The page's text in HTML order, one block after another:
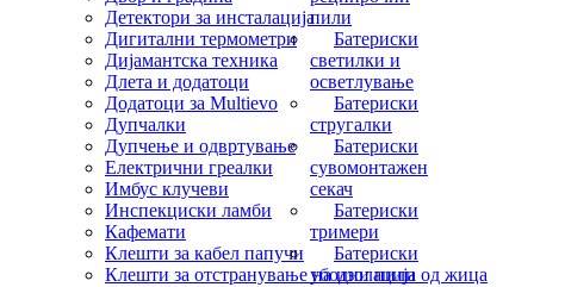
пили
Батериски
светилки и
осветлување
Батериски
стругалки
Батериски
сувомонтажен
секач
Батериски
тримери
Батериски
убодни пили
Детектори за инсталација
Дигитални термометри
Дијамантска техника
Длета и додатоци
Додатоци за Multievo
Дупчалки
Дупчење и одвртување
Електрични греалки
Имбус клучеви
Инспекциски ламби
Кафемати
Клешти за кабел папучи
Клешти за отстранување на изолација од жица